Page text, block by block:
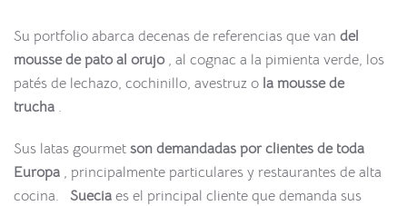
Su portfolio abarca decenas de referencias que van del
mousse de pato al orujo, al cognac a la pimienta verde, los
patés de lechazo, cochinillo, avestruz o la mousse de
trucha .
Sus latas gourmet son demandadas por clientes de toda
Europa , principalmente particulares y restaurantes de alta
cocina. Suecia es el principal cliente que demanda sus